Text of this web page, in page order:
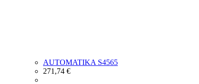
AUTOMATIKA S4565
271,74 €